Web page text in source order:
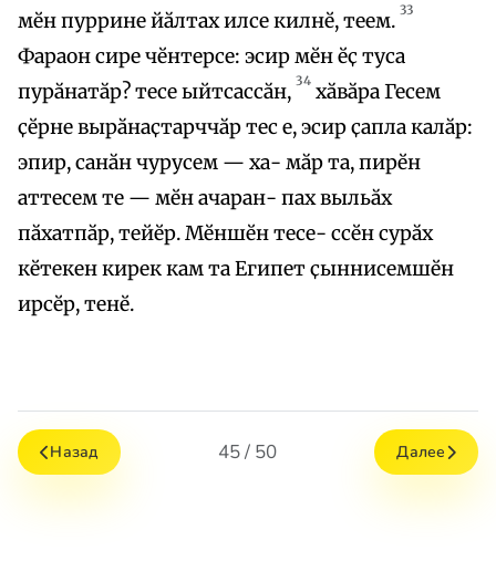
мӗн пуррине йӑлтах илсе килнӗ, теем. 33
Фараон сире чӗнтерсе: эсир мӗн ӗҫ туса
пурӑнатӑр? тесе ыйтсассӑн, 34 хӑвӑра Гесем
ҫӗрне вырӑнаҫтарччӑр тес е, эсир ҫапла калӑр:
эпир, санӑн чурусем — ха- мӑр та, пирӗн
аттесем те — мӗн ачаран- пах выльӑх
пӑхатпӑр, тейӗр. Мӗншӗн тесе- ссӗн сурӑх
кӗтекен кирек кам та Египет ҫыннисемшӗн
ирсӗр, тенӗ.
Назад 45 / 50 Далее